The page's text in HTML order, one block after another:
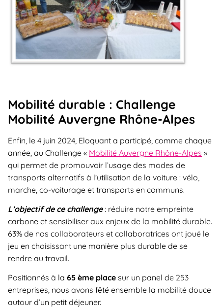
Mobilité durable : Challenge
Mobilité Auvergne Rhône-Alpes
Enfin, le 4 juin 2024, Eloquant a participé, comme chaque
année, au Challenge « Mobilité Auvergne Rhône-Alpes »
qui permet de promouvoir l’usage des modes de
transports alternatifs à l’utilisation de la voiture : vélo,
marche, co-voiturage et transports en communs.
L’objectif de ce challenge: réduire notre empreinte
carbone et sensibiliser aux enjeux de la mobilité durable.
63% de nos collaborateurs et collaboratrices ont joué le
jeu en choisissant une manière plus durable de se
rendre au travail.
Positionnés à la 65 ème place sur un panel de 253
entreprises, nous avons fêté ensemble la mobilité douce
autour d’un petit déjeuner.